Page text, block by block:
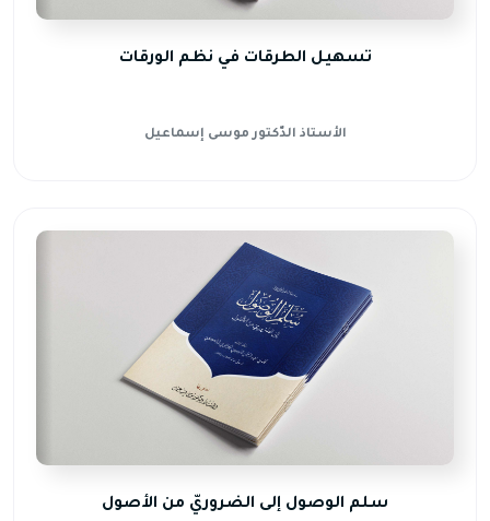
تسهيل الطرقات في نظم الورقات
الأستاذ الدّكتور موسى إسماعيل
سلم الوصول إلى الضروريّ من الأصول